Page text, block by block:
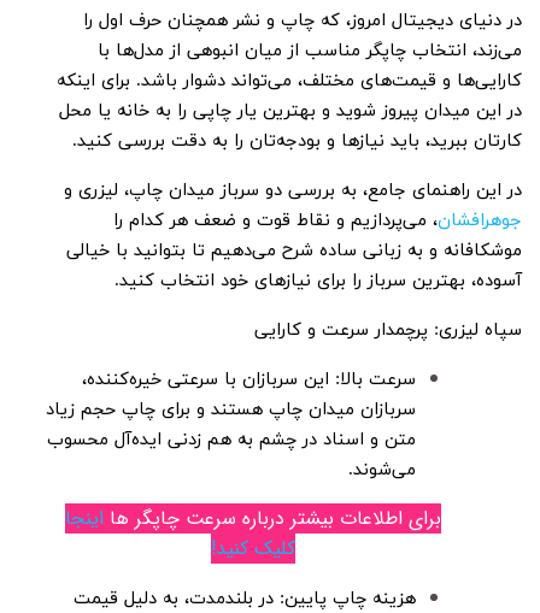
در دنیای دیجیتال امروز، که چاپ و نشر همچنان حرف اول را
می‌زند، انتخاب چاپگر مناسب از میان انبوهی از مدل‌ها با
کارایی‌ها و قیمت‌های مختلف، می‌تواند دشوار باشد. برای اینکه
در این میدان پیروز شوید و بهترین یار چاپی را به خانه یا محل
کارتان ببرید، باید نیازها و بودجه‌تان را به دقت بررسی کنید.
در این راهنمای جامع، به بررسی دو سرباز میدان چاپ، لیزری و
جوهرافشان، می‌پردازیم و نقاط قوت و ضعف هر کدام را
موشکافانه و به زبانی ساده شرح می‌دهیم تا بتوانید با خیالی
آسوده، بهترین سرباز را برای نیازهای خود انتخاب کنید.
سپاه لیزری: پرچمدار سرعت و کارایی
سرعت بالا: این سربازان با سرعتی خیره‌کننده،
سربازان میدان چاپ هستند و برای چاپ حجم زیاد
متن و اسناد در چشم به هم زدنی ایده‌آل محسوب
می‌شوند.
برای اطلاعات بیشتر درباره سرعت چاپگر ها اینجا
کلیک کنید!
هزینه چاپ پایین: در بلندمدت، به دلیل قیمت